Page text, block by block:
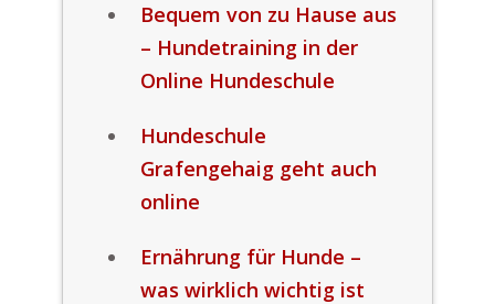
Bequem von zu Hause aus
– Hundetraining in der
Online Hundeschule
Hundeschule
Grafengehaig geht auch
online
Ernährung für Hunde –
was wirklich wichtig ist